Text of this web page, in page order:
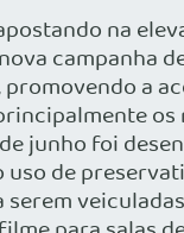
na
campanha
promovendo a
junho foi
de